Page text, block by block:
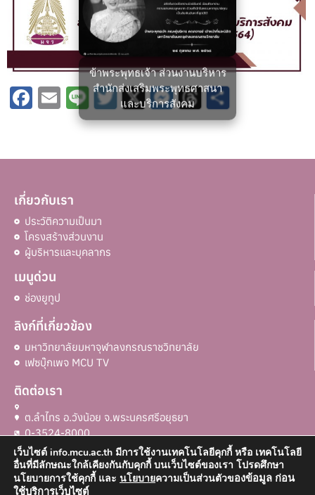
ข้าพระพุทธเจ้า ส่วนงานบริหาร
สำนักส่งเสริมพระพุทธศาสนา
และบริการสังคม
Facebook
Email
LineTwitter
X Messenger
Threads
เกี่ยวกับเรา
ประวัติความเป็นมา
โครงสร้างส่วนงาน
ผู้บริหารและบุคลากร
เมนูด่วน
ช่องยูทูป
ลิงก์ที่เกี่ยวข้อง
มหาวิทยาลัยมหาจุฬาลงกรณราชวิทยาลัย
เฟซบุ๊กเพจ MCU TV
ติดต่อเรา
ต.ลำไทร อ.วังน้อย จ.พระนครศรีอยุธยา
0-3524-8000
เว็บไซต์ info.mcu.ac.th มีการใช้งานเทคโนโลยีคุกกี้ หรือ เทคโนโลยี
อื่นที่มีลักษณะใกล้เคียงกันกับคุกกี้ บนเว็บไซต์ของเรา โปรดศึกษา
นโยบายการใช้คุกกี้ และ นโยบายความเป็นส่วนตัวของข้อมูล ก่อน
ใช้บริการเว็บไซต์